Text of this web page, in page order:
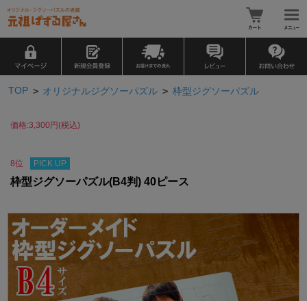
TOP > オリジナルジグソーパズル > 枠型ジグソーパズル
価格:3,300円(税込)
8位 PICK UP
枠型ジグソーパズル(B4判) 40ピース